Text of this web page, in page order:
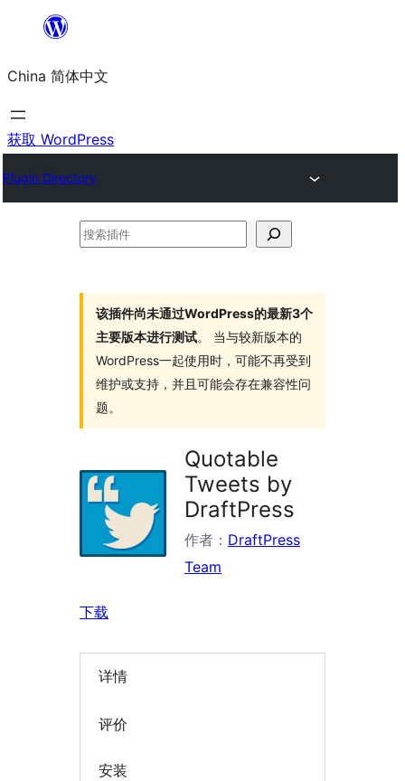
内
容
China 简体中文
获取 WordPress
Plugin Directory
搜
该插件尚未通过WordPress的最新3个
主要版本进行测试。 当与较新版本的
WordPress一起使用时，可能不再受到
维护或支持，并且可能会存在兼容性问
题。
Quotable
Tweets by
DraftPress
作者： DraftPress
Team
下载
详情
评价
安装